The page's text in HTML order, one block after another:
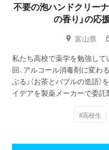
不要の泡ハンドクリー
の香り」の応
富山県
私たち高校で薬学を勉強し
回、アルコール消毒剤に変わ
ぶる」（お茶とバブルの造語
イデアを製薬メーカーで委託
#高校生